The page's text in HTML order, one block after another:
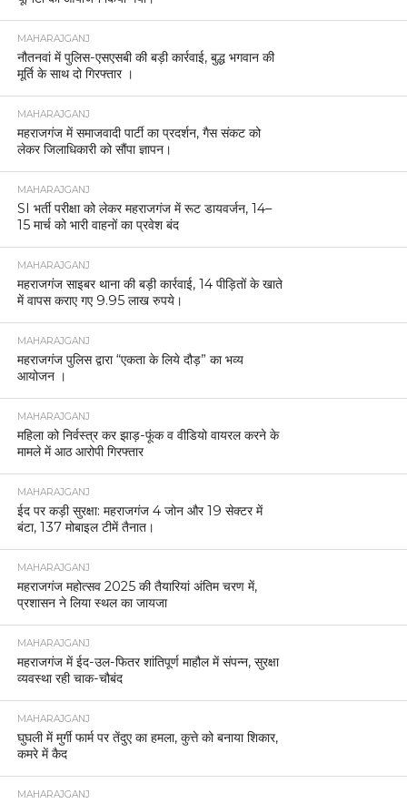
MAHARAJGANJ
नौतनवां में पुलिस-एसएसबी की बड़ी कार्रवाई, बुद्ध भगवान की
मूर्ति के साथ दो गिरफ्तार ।
MAHARAJGANJ
महराजगंज में समाजवादी पार्टी का प्रदर्शन, गैस संकट को
लेकर जिलाधिकारी को सौंपा ज्ञापन।
MAHARAJGANJ
SI भर्ती परीक्षा को लेकर महराजगंज में रूट डायवर्जन, 14–
15 मार्च को भारी वाहनों का प्रवेश बंद
MAHARAJGANJ
महराजगंज साइबर थाना की बड़ी कार्रवाई, 14 पीड़ितों के खाते
में वापस कराए गए 9.95 लाख रुपये।
MAHARAJGANJ
महराजगंज पुलिस द्वारा “एकता के लिये दौड़” का भव्य
आयोजन ।
MAHARAJGANJ
महिला को निर्वस्त्र कर झाड़-फूंक व वीडियो वायरल करने के
मामले में आठ आरोपी गिरफ्तार
MAHARAJGANJ
ईद पर कड़ी सुरक्षा: महराजगंज 4 जोन और 19 सेक्टर में
बंटा, 137 मोबाइल टीमें तैनात।
MAHARAJGANJ
महराजगंज महोत्सव 2025 की तैयारियां अंतिम चरण में,
प्रशासन ने लिया स्थल का जायजा
MAHARAJGANJ
महराजगंज में ईद-उल-फितर शांतिपूर्ण माहौल में संपन्न, सुरक्षा
व्यवस्था रही चाक-चौबंद
MAHARAJGANJ
घुघली में मुर्गी फार्म पर तेंदुए का हमला, कुत्ते को बनाया शिकार,
कमरे में कैद
MAHARAJGANJ